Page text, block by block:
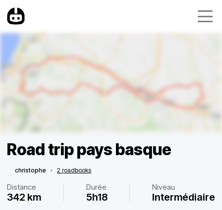
Road trip pays basque
christophe • 2 roadbooks
Distance
342 km
Durée
5h18
Niveau
Intermédiaire